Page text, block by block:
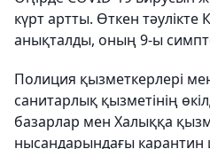
күрт артты. Өткен
анықталды, оның 9-ы
Полиция қызметкерлері
санитарлық қызметінің
базарлар мен Халыққа
нысандарындағы